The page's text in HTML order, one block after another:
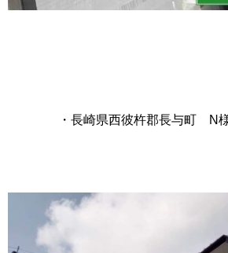
・長崎県西彼杵郡長与町 N